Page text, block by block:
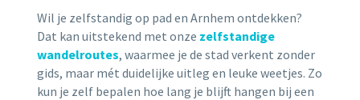
Wil je zelfstandig op pad en Arnhem ontdekken?
Dat kan uitstekend met onze zelfstandige
wandelroutes, waarmee je de stad verkent zonder
gids, maar mét duidelijke uitleg en leuke weetjes. Zo
kun je zelf bepalen hoe lang je blijft hangen bij een